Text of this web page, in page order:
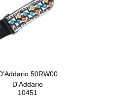
50RW00
D'Addario
10451